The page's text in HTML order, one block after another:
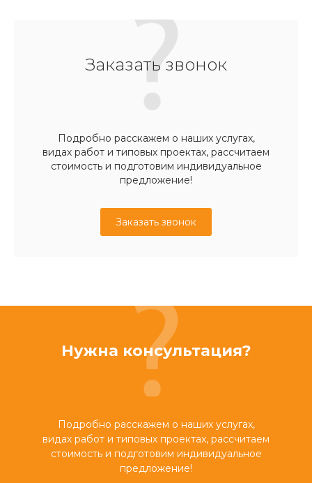
Заказать звонок
Подробно расскажем о наших услугах,
видах работ и типовых проектах, рассчитаем
стоимость и подготовим индивидуальное
предложение!
Заказать звонок
Нужна консультация?
Подробно расскажем о наших услугах,
видах работ и типовых проектах, рассчитаем
стоимость и подготовим индивидуальное
предложение!